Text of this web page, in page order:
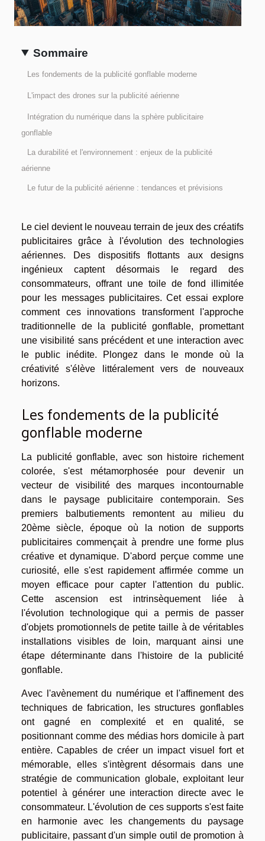
Sommaire
Les fondements de la publicité gonflable moderne
L'impact des drones sur la publicité aérienne
Intégration du numérique dans la sphère publicitaire
gonflable
La durabilité et l'environnement : enjeux de la publicité
aérienne
Le futur de la publicité aérienne : tendances et prévisions
Le ciel devient le nouveau terrain de jeux des créatifs
publicitaires grâce à l'évolution des technologies
aériennes. Des dispositifs flottants aux designs
ingénieux captent désormais le regard des
consommateurs, offrant une toile de fond illimitée
pour les messages publicitaires. Cet essai explore
comment ces innovations transforment l'approche
traditionnelle de la publicité gonflable, promettant
une visibilité sans précédent et une interaction avec
le public inédite. Plongez dans le monde où la
créativité s'élève littéralement vers de nouveaux
horizons.
Les fondements de la publicité
gonflable moderne
La publicité gonflable, avec son histoire richement
colorée, s'est métamorphosée pour devenir un
vecteur de visibilité des marques incontournable
dans le paysage publicitaire contemporain. Ses
premiers balbutiements remontent au milieu du
20ème siècle, époque où la notion de supports
publicitaires commençait à prendre une forme plus
créative et dynamique. D'abord perçue comme une
curiosité, elle s'est rapidement affirmée comme un
moyen efficace pour capter l'attention du public.
Cette ascension est intrinsèquement liée à
l'évolution technologique qui a permis de passer
d'objets promotionnels de petite taille à de véritables
installations visibles de loin, marquant ainsi une
étape déterminante dans l'histoire de la publicité
gonflable.
Avec l'avènement du numérique et l'affinement des
techniques de fabrication, les structures gonflables
ont gagné en complexité et en qualité, se
positionnant comme des médias hors domicile à part
entière. Capables de créer un impact visuel fort et
mémorable, elles s'intègrent désormais dans une
stratégie de communication globale, exploitant leur
potentiel à générer une interaction directe avec le
consommateur. L'évolution de ces supports s'est faite
en harmonie avec les changements du paysage
publicitaire, passant d'un simple outil de promotion à